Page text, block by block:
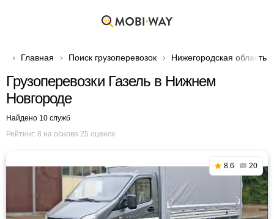
Главная Поиск грузоперевозок Нижегородская область
Грузоперевозки Газель в Нижнем
Новгороде
Найдено 10 служб
Рейтинг: 8 на основе 25 оценок
8.6 20